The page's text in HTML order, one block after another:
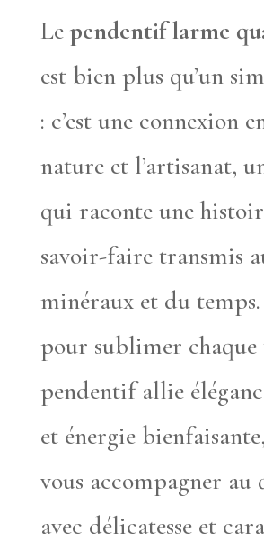
Le pendentif larme
est bien plus qu’un
: c’est une connexion
nature et l’artisanat,
qui raconte une
savoir-faire transmis
minéraux et du
pour sublimer chaque
pendentif allie
et énergie
vous accompagner
avec délicatesse et